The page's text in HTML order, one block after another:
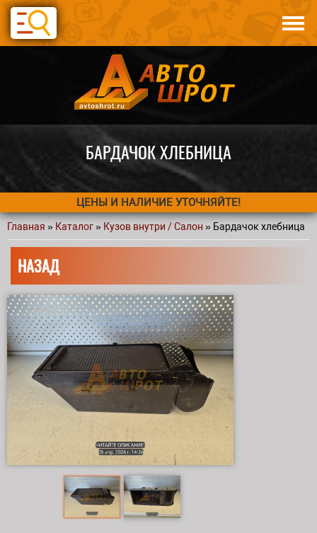
Перейти к основному содержанию
Авто по запчастям
Статьи
БАРДАЧОК ХЛЕБНИЦА
ЦЕНЫ И НАЛИЧИЕ УТОЧНЯЙТЕ!
Вы здесь
Главная » Каталог» Кузов внутри / Салон » Бардачок хлебница
НАЗАД